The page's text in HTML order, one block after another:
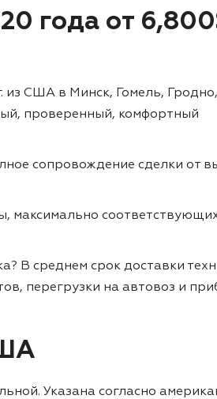
года от
из США в Минск, Гомель, Гродно,
проверенный, комфортный
сопровождение сделки от
максимально
В среднем срок доставки
перегрузки на автовоз и
Указана согласно